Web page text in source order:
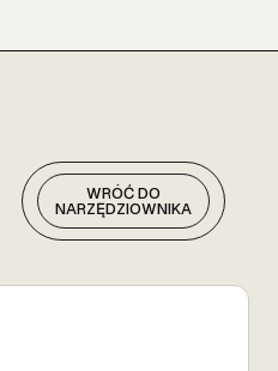
WRÓĆ DO
NARZĘDZIOWNIKA